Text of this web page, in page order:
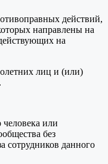
действий,
направлены на
на
лиц и (или)
человека или
без
сотрудников данного